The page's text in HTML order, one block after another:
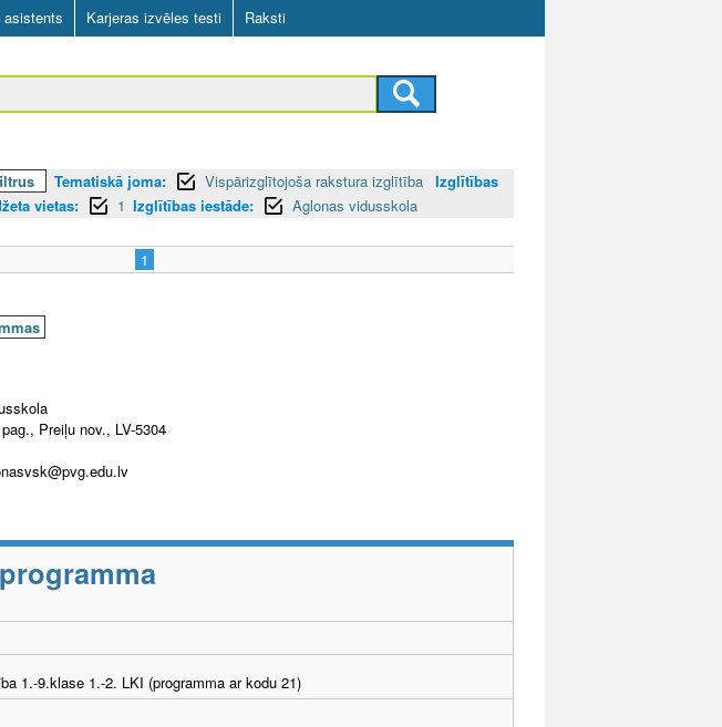
asistents Karjeras izvēles testi Raksti
Tematiskā joma: Vispārizglītojoša rakstura izglītība Izglītības
vietas: 1 Izglītības iestāde: Aglonas vidusskola
1
Preiļu nov., LV-5304
1.-9.klase 1.-2. LKI (programma ar kodu 21)